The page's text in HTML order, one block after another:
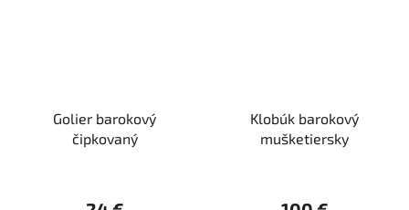
Golier barokový
čipkovaný
Klobúk barokový
mušketiersky